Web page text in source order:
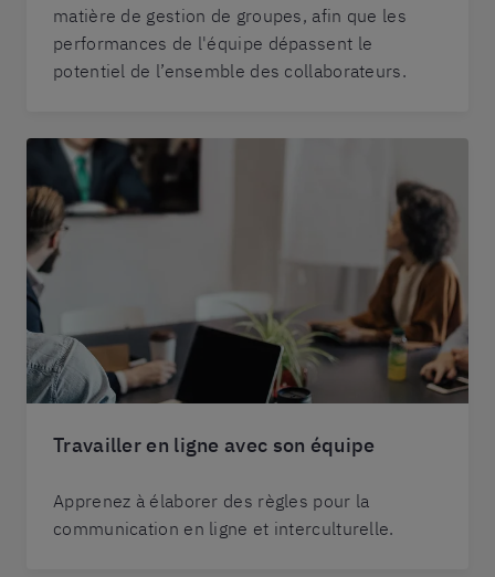
matière de gestion de groupes, afin que les
performances de l'équipe dépassent le
potentiel de l’ensemble des collaborateurs.
Travailler en ligne avec son équipe
Apprenez à élaborer des règles pour la
communication en ligne et interculturelle.